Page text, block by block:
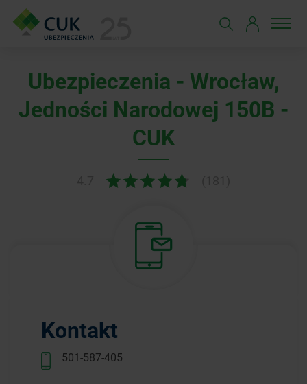
Ubezpieczenia - Wrocław,
Jedności Narodowej 150B -
CUK
Kontakt
501-587-405